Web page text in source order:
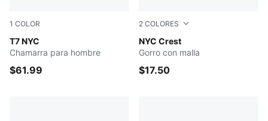
1 COLOR
T7 NYC
Persian Blue
Chamarra para hombre
$61.99
2 COLORES
NYC Crest
WHITE
Gorro con malla
$17.50